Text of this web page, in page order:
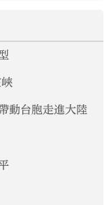
動台胞走進大陸